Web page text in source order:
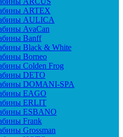
ARTEX
AULICA
AvaCan
Banff
Black & White
Borneo
Colden Frog
DETO
DOMANI-SPA
EAGO
ERLIT
ESBANO
Frank
Grossman